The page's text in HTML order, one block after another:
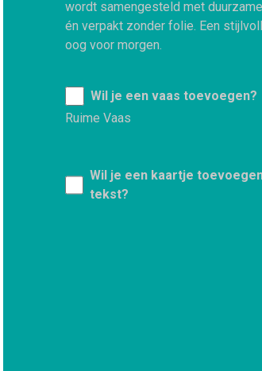
wordt samengesteld met
én verpakt zonder folie. Een
oog voor morgen.
Wil je een vaas toevoegen?
Ruime Vaas
Wil je een kaartje
tekst?